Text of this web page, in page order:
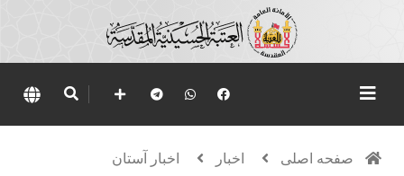
صفحه اصلی اخبار اخبار آستان